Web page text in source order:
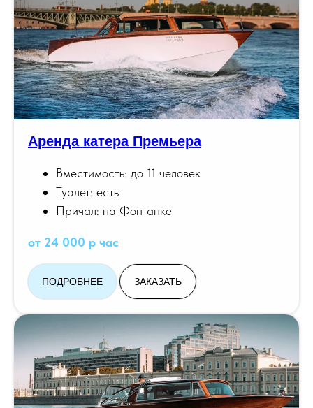
Аренда катера Премьера
Вместимость: до 11 человек
Туалет: есть
Причал: на Фонтанке
от 24 000 р час
ПОДРОБНЕЕ ЗАКАЗАТЬ